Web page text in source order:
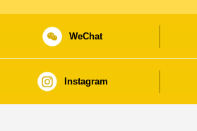
WeChat
Instagram